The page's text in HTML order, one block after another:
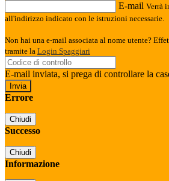
E-mail Verrà
all'indirizzo indicato con le istruzioni necessarie.
Non hai una e-mail associata al nome utente?
tramite la Login Spaggiari
E-mail inviata, si prega di controllare la
Errore
Chiudi
Successo
Chiudi
Informazione